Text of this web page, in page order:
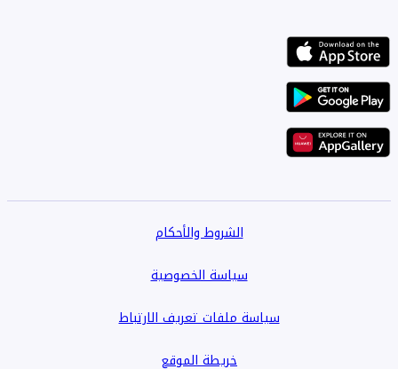
الشروط والأحكام
سياسة الخصوصية
سياسة ملفات تعريف الارتباط
خريطة الموقع